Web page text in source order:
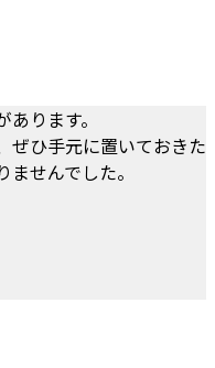
ります。
ぜひ手元に置いておきた
せんでした。